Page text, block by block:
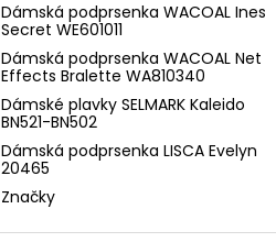
Dámská podprsenka WACOAL Ines
Secret WE601011
Dámská podprsenka WACOAL Net
Effects Bralette WA810340
Dámské plavky SELMARK Kaleido
BN521-BN502
Dámská podprsenka LISCA Evelyn
20465
Značky